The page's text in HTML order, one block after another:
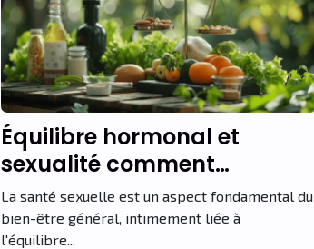
Équilibre hormonal et
sexualité comment
optimiser votre santé
sexuelle par la nutrition
La santé sexuelle est un aspect fondamental du
bien-être général, intimement liée à
l'équilibre...